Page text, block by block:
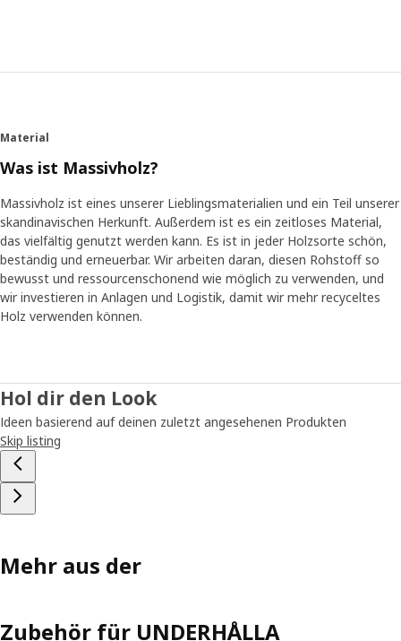
und Zahlen in Größe und Stil so gestaltet sind, dass sie
leicht zu lesen und zu erkennen sind, egal wie alt du bist
Kumpulainen um Rat und sie schlug vor, universelle
Symbole wie Häuser und Herzen zu ergänzen. Auf diese
Weise ergeben die Karten auch für kleinere Kinder, die noch
nicht lesen können, einen Sinn. Kinder sind erfinderisch und
es ist gut, wenn die Dinge, mit denen sie spielen, nicht
eindimensional sind, sondern auf verschiedene Weise
verwendet werden können.“
Spielkarten, Abakus, Uhr und Bauklötze – alle Produkte der
UNDERHÅLLA Serie regen zum Spielen an. „Aus der
Forschung wissen wir, dass Kinder um des Spielens willen
spielen, aber während sie spielen, üben sie gleichzeitig
lernen, mit Emotionen umzugehen. Auf Eigeninitiative
Methode, dazuzulernen und das Wohlbefinden zu fördern“,
außerdem mit einer besonderen Freiheit verbunden: Kinder
können jederzeit und überall damit spielen, da kein Strom
Material
Was ist Massivholz?
Massivholz ist eines unserer Lieblingsmaterialien und ein Teil unserer
skandinavischen Herkunft. Außerdem ist es ein zeitloses Material,
das vielfältig genutzt werden kann. Es ist in jeder Holzsorte schön,
beständig und erneuerbar. Wir arbeiten daran, diesen Rohstoff so
bewusst und ressourcenschonend wie möglich zu verwenden, und
wir investieren in Anlagen und Logistik, damit wir mehr recyceltes
Holz verwenden können.
Hol dir den Look
Ideen basierend auf deinen zuletzt angesehenen Produkten
Skip listing
Mehr aus der
Zubehör für UNDERHÅLLA